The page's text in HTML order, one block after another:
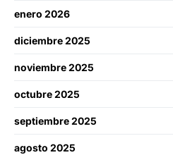
enero 2026
diciembre 2025
noviembre 2025
octubre 2025
septiembre 2025
agosto 2025